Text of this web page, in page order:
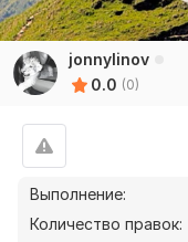
jonnylinov
0.0 (0)
Выполнение:
Количество правок: